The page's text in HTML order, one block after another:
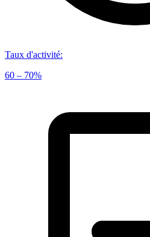
Taux d'activité:
60 – 70%